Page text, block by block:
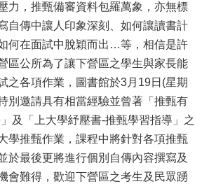
力，推甄備審資料包羅萬象，亦無標
自傳中讓人印象深刻、如何讓讀書計
何在面試中脫穎而出…等，相信是許
區公所為了讓下營區之學生與家長能
之各項作業，圖書館於3月19日(星期
別邀請具有相當經驗並曾著「推甄有
及「上大學紓壓書-推甄學習指導」之
學推甄作業，課程中將針對各項推甄
於最後更將進行個別自傳內容撰寫及
會難得，歡迎下營區之考生及民眾踴